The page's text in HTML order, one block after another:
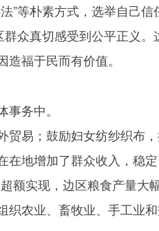
”等朴素方式，选举自己信
众真切感受到公平正义
福于民而有价值。
务中。
贸易；鼓励妇女纺纱织布
地增加了群众收入，稳
额实现，边区粮食产量大
织农业、畜牧业、手工业